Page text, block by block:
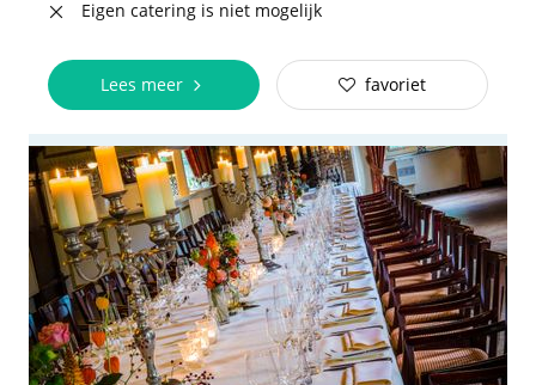
Eigen catering is niet mogelijk
Lees meer favoriet